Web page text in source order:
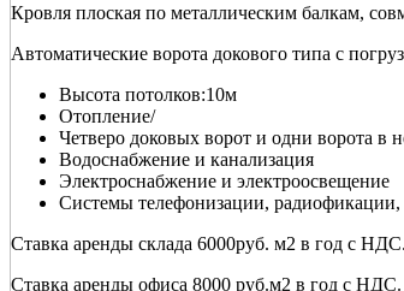
Кровля плоская по металлическим балкам,
Автоматические ворота докового типа с
Высота потолков:10м
Отопление/
Четверо доковых ворот и одни ворота в
Водоснабжение и канализация
Электроснабжение и электроосвещение
Системы телефонизации, радиофикации,
Ставка аренды склада 6000руб. м2 в год с НДС.
Ставка аренды офиса 8000 руб.м2 в год с НДС.